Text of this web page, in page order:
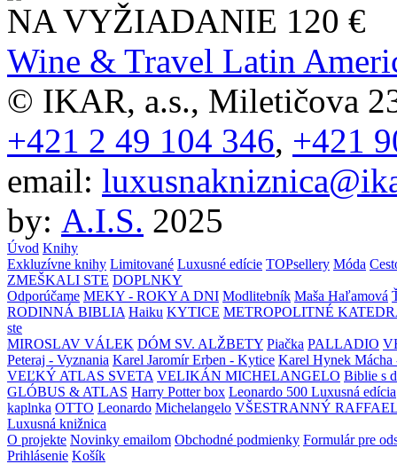
NA VYŽIADANIE 120 €
Wine & Travel Latin
© IKAR, a.s., Miletičova
+421 2 49 104 346, +421
email:
by: A.I.S. 2025
Úvod Knihy
Exkluzívne knihy Limitované Luxusné edície TOPsellery Móda
ZMEŠKALI STE DOPLNKY
Odporúčame MEKY - ROKY A DNI Modlitebník Maša Haľamová
RODINNÁ BIBLIA Haiku KYTICE METROPOLITNÉ
ste
MIROSLAV VÁLEK DÓM SV. ALŽBETY Piačka PALLADIO
Peteraj - Vyznania Karel Jaromír Erben - Kytice Karel Hynek Mácha
VEĽKÝ ATLAS SVETA VELIKÁN MICHELANGELO Biblie s
GLÓBUS & ATLAS Harry Potter box Leonardo 500 Luxusná edícia
kaplnka OTTO Leonardo Michelangelo VŠESTRANNÝ
Luxusná knižnica
O projekte Novinky emailom Obchodné podmienky Formulár pre
Prihlásenie Košík